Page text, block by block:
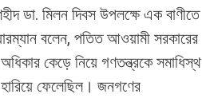
ডা. মিলন দিবস উপলক্ষে এক বাণীতে
বলেন, পতিত আওয়ামী সরকারের
কেড়ে নিয়ে গণতন্ত্রকে সমাধিস্থ
ফেলেছিল। জনগণের